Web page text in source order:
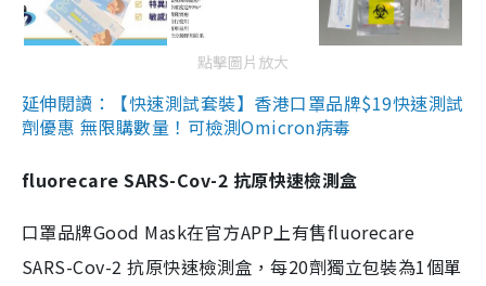
點擊圖片放大
延伸閱讀：【快速測試套裝】香港口罩品牌$19快速測試
劑優惠 無限購數量！可檢測Omicron病毒
fluorecare SARS-Cov-2 抗原快速檢測盒
口罩品牌Good Mask在官方APP上有售fluorecare
SARS-Cov-2 抗原快速檢測盒，每20劑獨立包裝為1個單